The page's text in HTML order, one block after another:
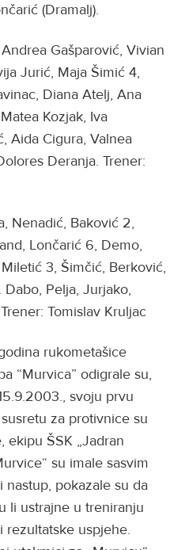
(Dramalj).
Gašparović, Vivian
Jurić, Maja Šimić 4,
Diana Atelj, Ana
Kozjak, Iva
Aida Cigura, Valnea
Deranja. Trener:
Nenadić, Baković 2,
Lončarić 6, Demo,
3, Šimčić, Berković,
Dabo, Pelja, Jurjako,
Tomislav Kruljac
rukometašice
“Murvica” odigrale su,
svoju prvu
za protivnice su
ekipu ŠSK „Jadran
su imale sasvim
pokazale su da
li ustrajne u treniranju
rezultatske uspjehe.